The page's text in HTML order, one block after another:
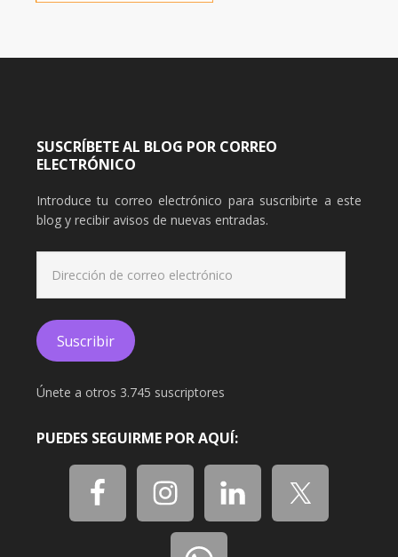
SUSCRÍBETE AL BLOG POR CORREO
ELECTRÓNICO
Introduce tu correo electrónico para suscribirte a este
blog y recibir avisos de nuevas entradas.
correo
electrónico
Suscribir
Únete a otros 3.745 suscriptores
PUEDES SEGUIRME POR AQUÍ: